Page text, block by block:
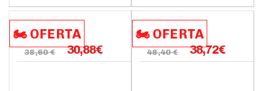
🏍️​​ OFERTA
38,60 € 30,88€
🏍️​​ OFERTA
48,40 € 38,72€